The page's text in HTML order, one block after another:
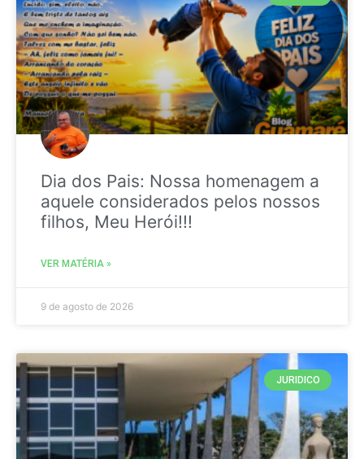
Dia dos Pais: Nossa homenagem a
aquele considerados pelos nossos
filhos, Meu Herói!!!
VER MATÉRIA »
9 de agosto de 2026
JURIDICO